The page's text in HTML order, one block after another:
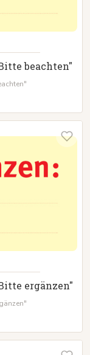
beachten"
ergänzen"